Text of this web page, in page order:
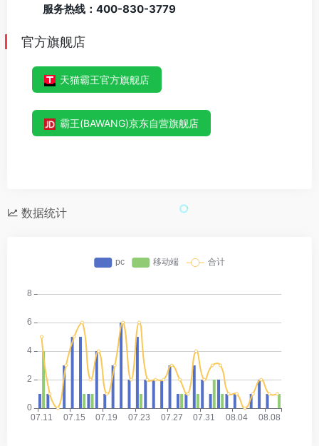
服务热线：400-830-3779
官方旗舰店
天猫霸王官方旗舰店
霸王(BAWANG)京东自营旗舰店
数据统计